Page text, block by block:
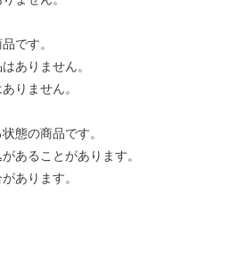
です。
ありません。
りません。
の商品です。
ることがあります。
あります。